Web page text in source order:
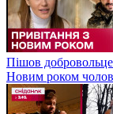
Пішов
Новим роком